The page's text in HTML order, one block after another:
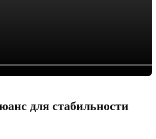
для стабильности